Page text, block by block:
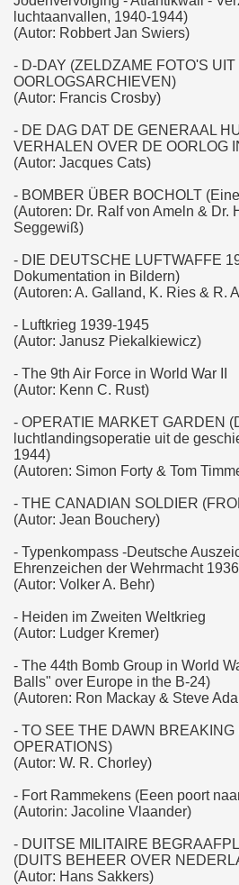
luchtaanvallen, 1940-1944)
(Autor: Robbert Jan Swiers)
- D-DAY (ZELDZAME FOTO'S UIT
OORLOGSARCHIEVEN)
(Autor: Francis Crosby)
- DE DAG DAT DE GENERAAL
VERHALEN OVER DE OORLOG
(Autor: Jacques Cats)
- BOMBER ÜBER BOCHOLT
(Autoren: Dr. Ralf von Ameln & Dr.
Seggewiß)
- DIE DEUTSCHE LUFTWAFFE
Dokumentation in Bildern)
(Autoren: A. Galland, K. Ries & R.
- Luftkrieg 1939-1945
(Autor: Janusz Piekalkiewicz)
- The 9th Air Force in World War II
(Autor: Kenn C. Rust)
- OPERATIE MARKET GARDEN
luchtlandingsoperatie uit de
1944)
(Autoren: Simon Forty & Tom
- THE CANADIAN SOLDIER
(Autor: Jean Bouchery)
- Typenkompass -Deutsche
Ehrenzeichen der Wehrmacht
(Autor: Volker A. Behr)
- Heiden im Zweiten Weltkrieg
(Autor: Ludger Kremer)
- The 44th Bomb Group in World
Balls" over Europe in the B-24)
(Autoren: Ron Mackay & Steve
- TO SEE THE DAWN BREAKING
OPERATIONS)
(Autor: W. R. Chorley)
- Fort Rammekens (Eeen poort
(Autorin: Jacoline Vlaander)
- DUITSE MILITAIRE
(DUITS BEHEER OVER
(Autor: Hans Sakkers)